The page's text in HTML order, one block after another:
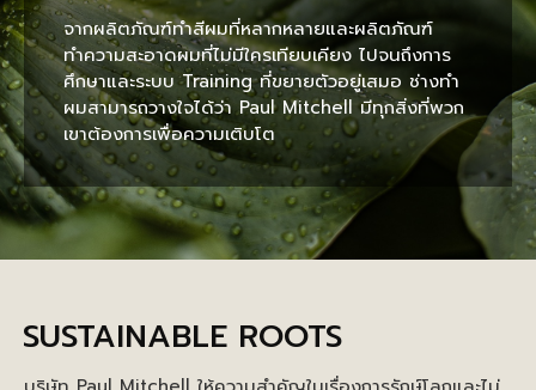
จากผลิตภัณฑ์ทำสีผมที่หลากหลายและผลิตภัณฑ์
ทำความสะอาดผมที่ไม่มีใครเทียบเคียง ไปจนถึงการ
ศึกษาและระบบ Training ที่ขยายตัวอยู่เสมอ ช่างทำ
ผมสามารถวางใจได้ว่า Paul Mitchell มีทุกสิ่งที่พวก
เขาต้องการเพื่อความเติบโต
SUSTAINABLE ROOTS